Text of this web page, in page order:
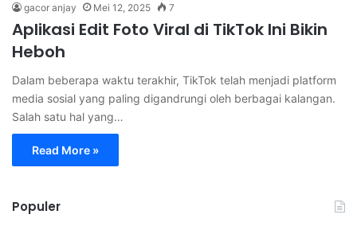
gacor anjay Mei 12, 2025 7
Aplikasi Edit Foto Viral di TikTok Ini Bikin
Heboh
Dalam beberapa waktu terakhir, TikTok telah menjadi platform
media sosial yang paling digandrungi oleh berbagai kalangan.
Salah satu hal yang…
Read More »
Populer